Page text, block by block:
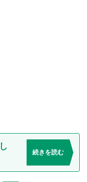
続きを読む